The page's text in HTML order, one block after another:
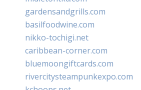
gardensandgrills.com
basilfoodwine.com
nikko-tochigi.net
caribbean-corner.com
bluemoongiftcards.com
rivercitysteampunkexpo.com